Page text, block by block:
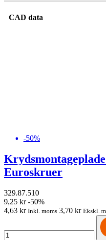
CAD data
-50%
Euroskruer
329.87.510
9,25 kr -50%
4,63 kr Inkl. moms 3,70 kr Ekskl.